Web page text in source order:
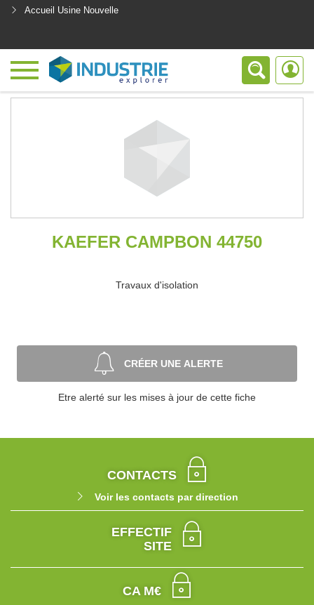
Accueil Usine Nouvelle
KAEFER CAMPBON 44750
Travaux d'isolation
CRÉER UNE ALERTE
Etre alerté sur les mises à jour de cette fiche
CONTACTS
Voir les contacts par direction
EFFECTIF
SITE
CA M€